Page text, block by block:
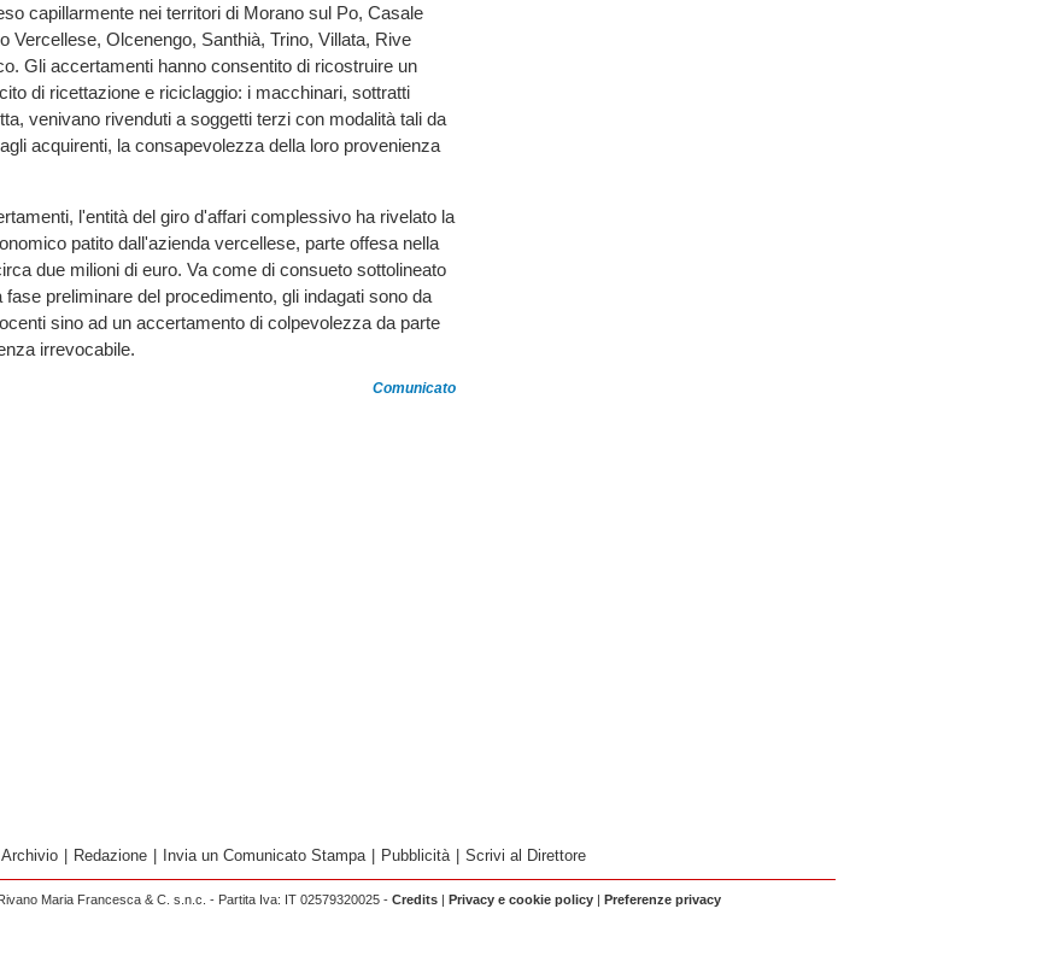
capillarmente nei territori di Morano sul Po, Casale
Vercellese, Olcenengo, Santhià, Trino, Villata, Rive
Gli accertamenti hanno consentito di ricostruire un
di ricettazione e riciclaggio: i macchinari, sottratti
venivano rivenduti a soggetti terzi con modalità tali da
acquirenti, la consapevolezza della loro provenienza
l'entità del giro d'affari complessivo ha rivelato la
patito dall'azienda vercellese, parte offesa nella
due milioni di euro. Va come di consueto sottolineato
preliminare del procedimento, gli indagati sono da
sino ad un accertamento di colpevolezza da parte
irrevocabile.
Comunicato
Archivio Redazione Invia un Comunicato Stampa Pubblicità Scrivi al Direttore
Maria Francesca & C. s.n.c. - Partita Iva: IT 02579320025 - Credits | Privacy e cookie policy | Preferenze privacy